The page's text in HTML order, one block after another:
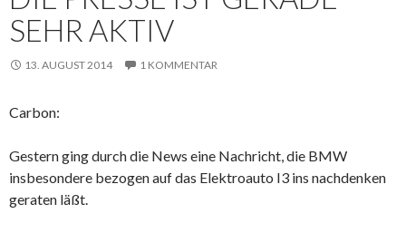
SEHR AKTIV
13. AUGUST 2014 1 KOMMENTAR
Carbon:
Gestern ging durch die News eine Nachricht, die BMW
insbesondere bezogen auf das Elektroauto I3 ins nachdenken
geraten läßt.